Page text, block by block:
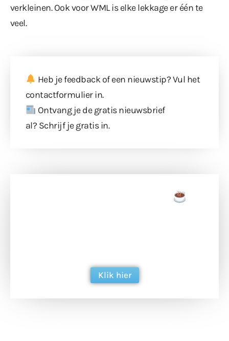
verkleinen. Ook voor WML is elke lekkage er één te
veel.
Heb je feedback of een nieuwstip? Vul het
contactformulierin.
Ontvang je de gratis nieuwsbrief
al? Schrijf je gratis in.
Klik hier